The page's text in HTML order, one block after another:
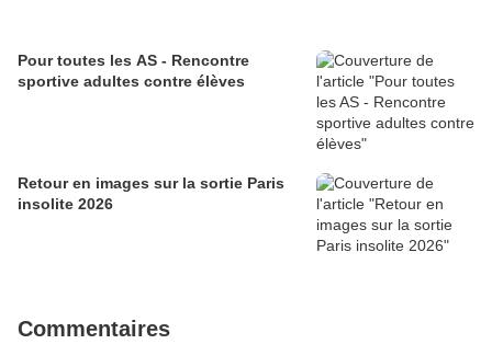
Pour toutes les AS - Rencontre
sportive adultes contre élèves
Retour en images sur la sortie Paris
insolite 2026
Commentaires